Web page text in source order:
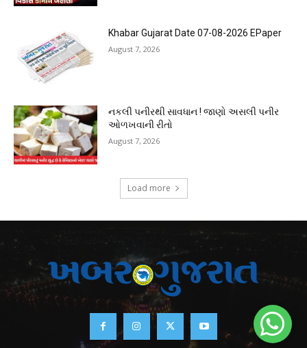
Khabar Gujarat Date 07-08-2026 EPaper
August 7, 2026
નકલી પનીરથી સાવધાન ! જાણો અસલી પનીર
ઓળખવાની રીતો
August 7, 2026
Load more